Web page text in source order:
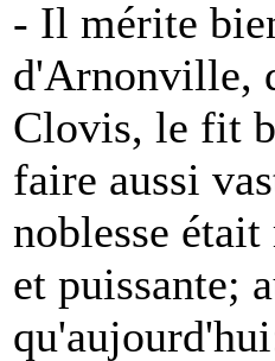
- Il mérite
d'Arnonville,
Clovis, le fit
faire aussi
noblesse
et puissante;